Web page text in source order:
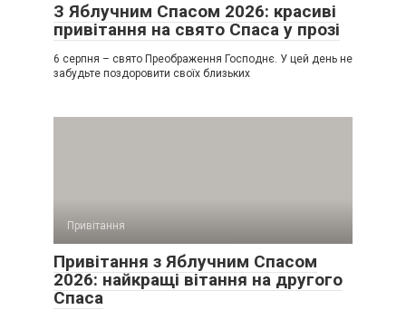
З Яблучним Спасом 2026: красиві
привітання на свято Спаса у прозі
6 серпня – свято Преображення Господнє. У цей день не
забудьте поздоровити своїх близьких
Привітання
Привітання з Яблучним Спасом
2026: найкращі вітання на другого
Спаса